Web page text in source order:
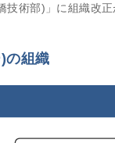
技術部)」に組織改
の組織